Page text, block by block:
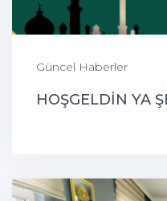
Güncel Haberler
HOŞGELDİN YA